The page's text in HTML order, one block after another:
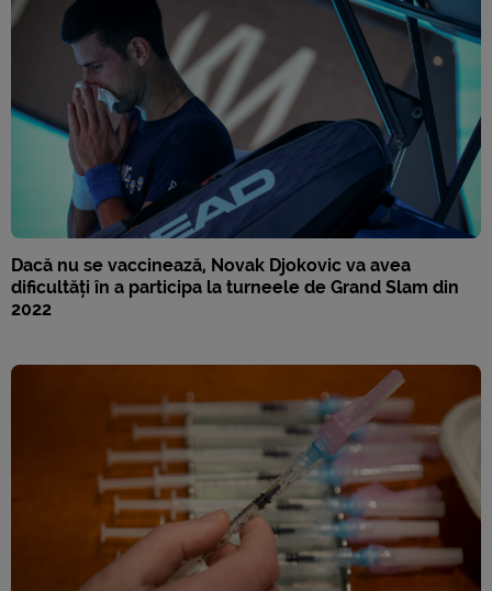
Dacă nu se vaccinează, Novak Djokovic va avea
dificultăți în a participa la turneele de Grand Slam din
2022